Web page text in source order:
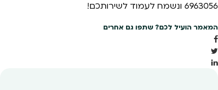
6963056 ונשמח לעמוד לשירותכם!
המאמר הועיל לכם? שתפו גם אחרים